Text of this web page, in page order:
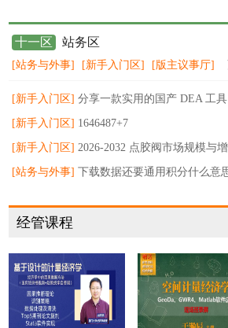
十一区 站务区
[站务与外事] [新手入门区] [版主议事厅]
[新手入门区] 分享一款实用的国产 DEA 工具
SBM 非期望产出 超效率全覆盖
[新手入门区] 1646487+7
[新手入门区] 2026‑2032 点胶阀市场规模与
预测分析
[站务与外事] 下载数据还要通用积分什么意
经管课程